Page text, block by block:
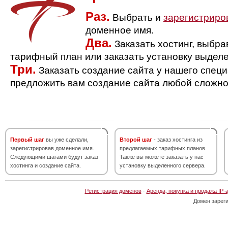
Раз. Выбрать и
доменное имя.
Два. Заказать хостинг,
тарифный план или заказать установку
Три. Заказать создание сайта у нашего
предложить вам создание сайта любой
Первый шаг вы уже сделали,
зарегистрировав доменное имя.
Следующими шагами будут заказ
хостинга и создание сайта.
Второй шаг - заказ хостинга из
предлагаемых тарифных планов.
Также вы можете заказать у нас
установку выделенного сервера.
Регистрация доменов· Аренда, покупка и продажа IP-
Домен